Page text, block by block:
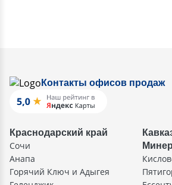
Контакты офисов продаж
Краснодарский край
Сочи
Анапа
Горячий Ключ и Адыгея